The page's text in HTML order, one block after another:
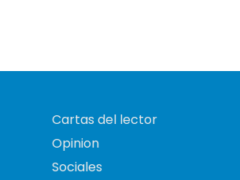
Cartas del lector
Opinion
Sociales